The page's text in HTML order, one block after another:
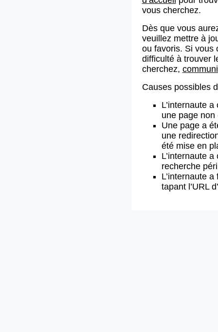
vous cherchez.
Dès que vous
veuillez mettre à
ou favoris. Si vous
difficulté à trouver
cherchez,
Causes possibles
L’internaute
une page non
Une page a
une
été mise en
L’internaute
recherche
L’internaute
tapant l’URL